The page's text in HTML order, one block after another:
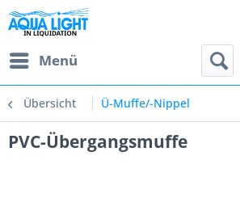
Menü
Übersicht Ü-Muffe/-Nippel
PVC-Übergangsmuffe